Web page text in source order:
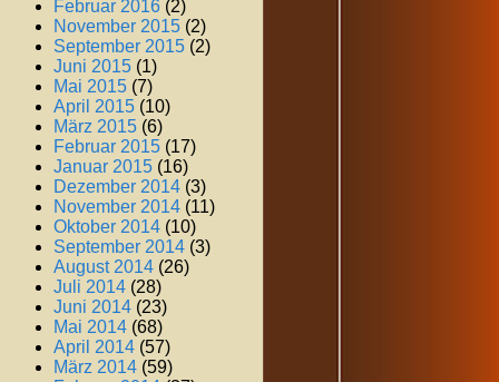
Februar 2016 (2)
November 2015 (2)
September 2015 (2)
Juni 2015 (1)
Mai 2015 (7)
April 2015 (10)
März 2015 (6)
Februar 2015 (17)
Januar 2015 (16)
Dezember 2014 (3)
November 2014 (11)
Oktober 2014 (10)
September 2014 (3)
August 2014 (26)
Juli 2014 (28)
Juni 2014 (23)
Mai 2014 (68)
April 2014 (57)
März 2014 (59)